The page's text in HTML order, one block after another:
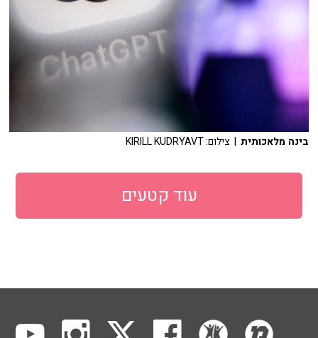
בינה מלאכותית | צילום: KIRILL KUDRYAVT
עוד קטעים